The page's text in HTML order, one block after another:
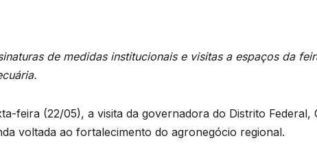
de medidas institucionais e visitas a espaços da
feira (22/05), a visita da governadora do Distrito Federal,
voltada ao fortalecimento do agronegócio regional.